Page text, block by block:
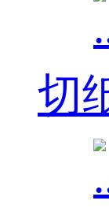
切